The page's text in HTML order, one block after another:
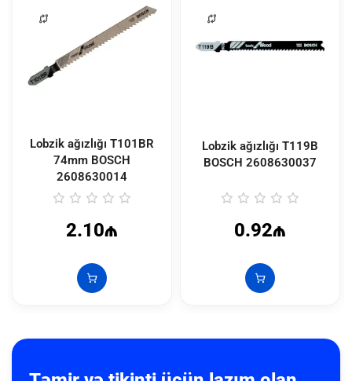
Lobzik ağızlığı T101BR
74mm BOSCH
2608630014
2.10₼
Lobzik ağızlığı T119B
BOSCH 2608630037
0.92₼